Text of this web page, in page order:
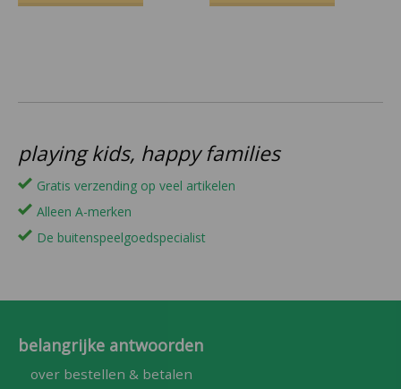
playing kids, happy families
Gratis verzending op veel artikelen
Alleen A-merken
De buitenspeelgoedspecialist
belangrijke antwoorden
over bestellen & betalen